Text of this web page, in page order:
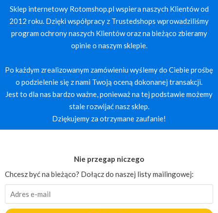
Sklep internetowy Rotomshop.pl wspiera naszych Klientów od
2012 roku. Dzięki współpracy z Trustedshops wprowadziliśmy
program ochrony naszych Klientów oraz na bieżąco zbieramy
opinie o naszym sklepie.
Po każdym zrealizowanym zamówieniu wyślemy do Ciebie prośbę
o podzielenie się z nami Twoją oceną dokonanej transakcji.
Jest to dla nas bardzo ważne, ponieważ na tej podstawie możemy
stale rozwijać nasz sklep.
Dziękujemy za otrzymane zaufanie!
Nie przegap niczego
Chcesz być na bieżąco? Dołącz do naszej listy mailingowej: